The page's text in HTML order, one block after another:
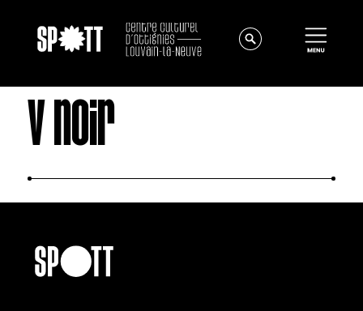
Actualités
À propos
V noir